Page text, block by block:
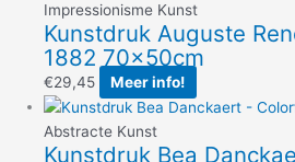
Impressionisme Kunst
Kunstdruk Auguste
1882 70x50cm
€29,45 Meer info!
Abstracte Kunst
Kunstdruk Bea